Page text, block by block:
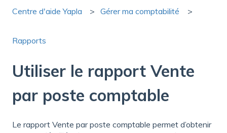
Centre d'aide Yapla Gérer ma comptabilité
Rapports
Utiliser le rapport Vente
par poste comptable
Le rapport Vente par poste comptable permet d’obtenir